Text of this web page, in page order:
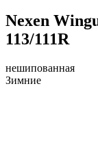
Nexen
113/111R
нешипованная
Зимние